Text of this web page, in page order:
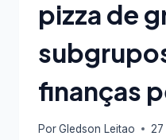
pizza de
finanças
PorGledson Leitao